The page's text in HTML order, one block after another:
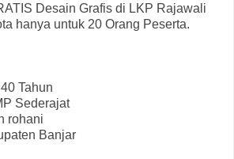
Desain Grafis di LKP Rajawali
hanya untuk 20 Orang Peserta.
Tahun
Sederajat
rohani
Banjar